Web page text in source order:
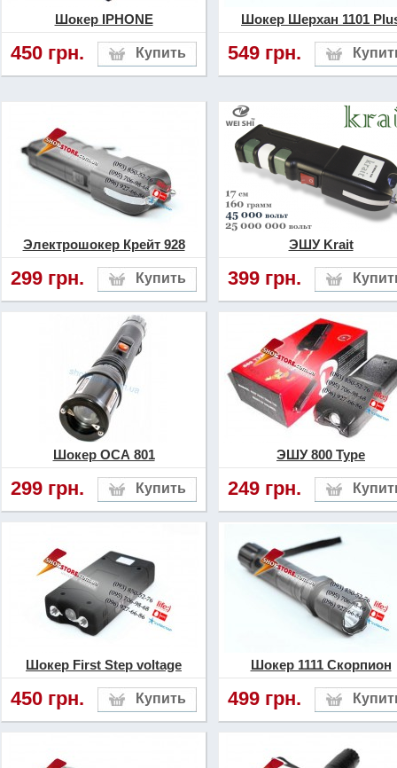
среди гражданского
Все ЭШУ класса
прошли все
сертификацию, имеют
маркировку на упаковке,
следует обращать
В первую очередь шокер
продаваться в заводской
упаковке от
качества, которая
устройства от внешних
повреждений.
упаковке производителя
прописанное название
рядом с наименованием
быть уникальный
образца. Также должно
даты изготовления
Еслиэлектрошокеркласса
является оригиналом, то
Шокер IPHONE
450 грн.
Шокер Шерхан 1101
549 грн.
Электрошокер Крейт 928
299 грн.
ЭШУ Krait
399 грн.
Шокер ОСА 801
299 грн.
ЭШУ 800 Type
249 грн.
Шокер First Step voltage
450 грн.
Шокер 1111 Скорпион
499 грн.